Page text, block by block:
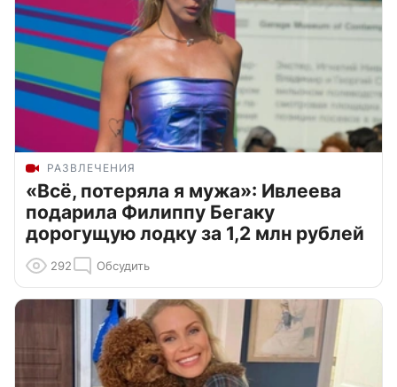
РАЗВЛЕЧЕНИЯ
«Всё, потеряла я мужа»: Ивлеева
подарила Филиппу Бегаку
дорогущую лодку за 1,2 млн рублей
292 Обсудить